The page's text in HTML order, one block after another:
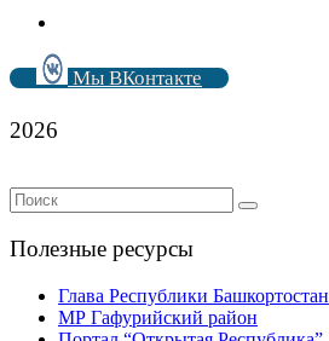
Мы ВКонтакте
2026
Полезные ресурсы
Глава Республики Башкортостан
МР Гафурийский район